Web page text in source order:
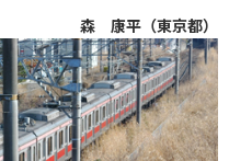
森 康平（東京都）